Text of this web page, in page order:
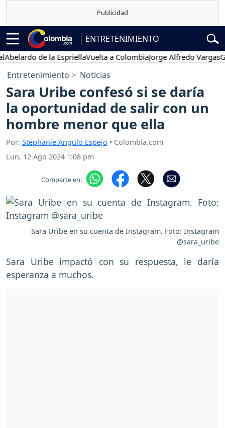
ENTRETENIMIENTO
de la EspriellaVuelta a ColombiaJorge Alfredo Vargas
Entretenimiento Noticias
Sara Uribe confesó si se daría
la oportunidad de salir con un
hombre menor que ella
Por: Stephanie Angulo Espejo • Colombia.com
Lun, 12 Ago 2024 1:08 pm
Comparte en:
Sara Uribe en su cuenta de Instagram. Foto: Instagram
@sara_uribe
Sara Uribe impactó con su respuesta, le daría
esperanza a muchos.